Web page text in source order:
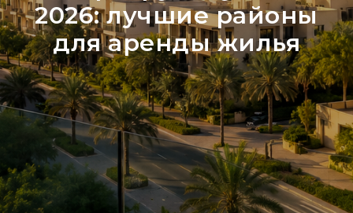
2026: лучшие районы
для аренды жилья